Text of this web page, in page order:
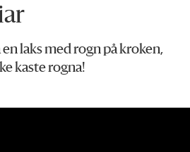
en laks med rogn på kroken,
kaste rogna!